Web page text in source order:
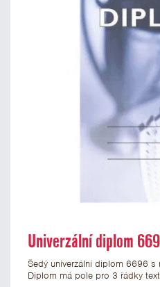
Univerzální diplom
Šedý univerzální diplom 6696
Diplom má pole pro 3 řádky